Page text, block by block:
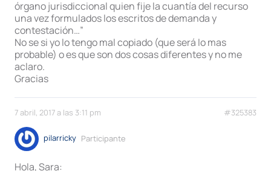
órgano jurisdiccional quien fije la cuantía del recurso
una vez formulados los escritos de demanda y
contestación…”
No se si yo lo tengo mal copiado (que será lo mas
probable) o es que son dos cosas diferentes y no me
aclaro.
Gracias
7 abril, 2017 a las 3:11 pm #325383
pilarricky Participante
Hola, Sara: